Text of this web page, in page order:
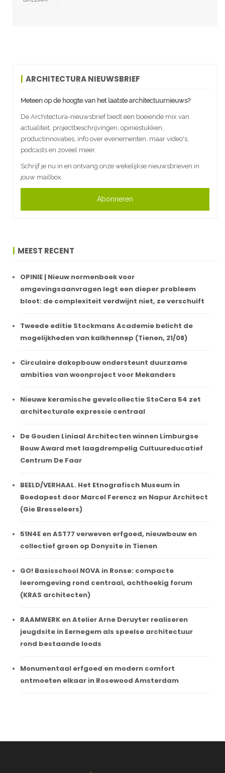
ARCHITECTURA NIEUWSBRIEF
Meteen op de hoogte van het laatste architectuurnieuws?
De Architectura-nieuwsbrief biedt een boeiende mix van
actualiteit, projectbeschrijvingen, opiniestukken,
productinnovaties, info over evenementen, maar video's,
podcasts en zoveel meer.
Schrijf je nu in en ontvang onze wekelijkse nieuwsbrieven in
jouw mailbox.
Abonneren
MEEST RECENT
OPINIE | Nieuw normenboek voor
omgevingsaanvragen legt een dieper probleem
bloot: de complexiteit verdwijnt niet, ze verschuift
Tweede editie Stockmans Academie belicht de
mogelijkheden van kalkhennep (Tienen, 21/08)
Circulaire dakopbouw ondersteunt duurzame
ambities van woonproject voor Mekanders
Nieuwe keramische gevelcollectie StoCera 54 zet
architecturale expressie centraal
De Gouden Liniaal Architecten winnen Limburgse
Bouw Award met laagdrempelig Cultuureducatief
Centrum De Faar
BEELD/VERHAAL. Het Etnografisch Museum in
Boedapest door Marcel Ferencz en Napur Architect
(Gie Bresseleers)
51N4E en AST77 verweven erfgoed, nieuwbouw en
collectief groen op Donysite in Tienen
GO! Basisschool NOVA in Ronse: compacte
leeromgeving rond centraal, achthoekig forum
(KRAS architecten)
RAAMWERK en Atelier Arne Deruyter realiseren
jeugdsite in Eernegem als speelse architectuur
rond bestaande loods
Monumentaal erfgoed en modern comfort
ontmoeten elkaar in Rosewood Amsterdam